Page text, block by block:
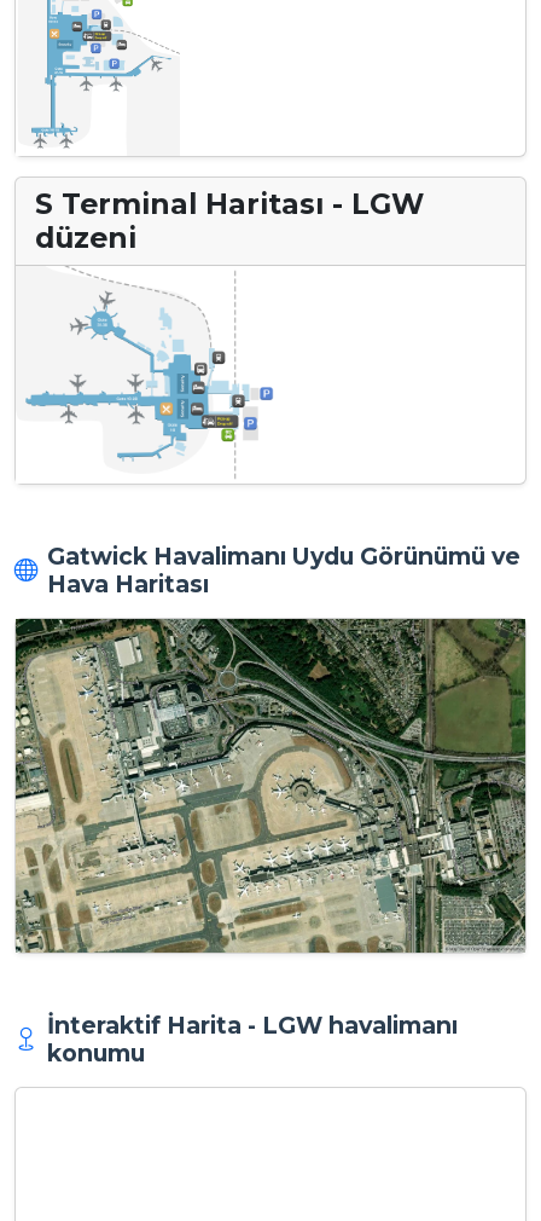
S Terminal Haritası - LGW
düzeni
Gatwick Havalimanı Uydu Görünümü ve
Hava Haritası
İnteraktif Harita - LGW havalimanı
konumu